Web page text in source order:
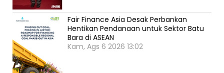
Fair Finance Asia Desak Perbankan
Hentikan Pendanaan untuk Sektor Batu
Bara di ASEAN
Kam, Ags 6 2026 13:02